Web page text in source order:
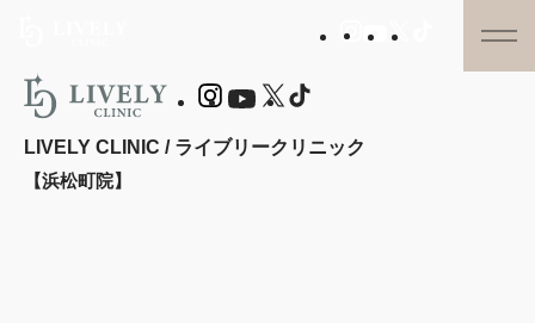
LIVELY CLINIC / ライブリークリニック
【浜松町院】